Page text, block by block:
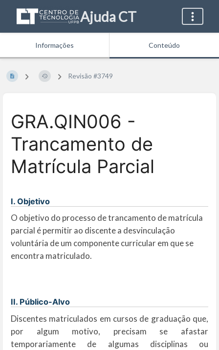
Ajuda CT
Informações Conteúdo
Revisão #3749
GRA.QIN006 -
Trancamento de
Matrícula Parcial
I. Objetivo
O objetivo do processo de trancamento de matrícula
parcial é permitir ao discente a desvinculação
voluntária de um componente curricular em que se
encontra matriculado.
II. Público-Alvo
Discentes matriculados em cursos de graduação que,
por algum motivo, precisam se afastar
temporariamente de algumas disciplinas ou